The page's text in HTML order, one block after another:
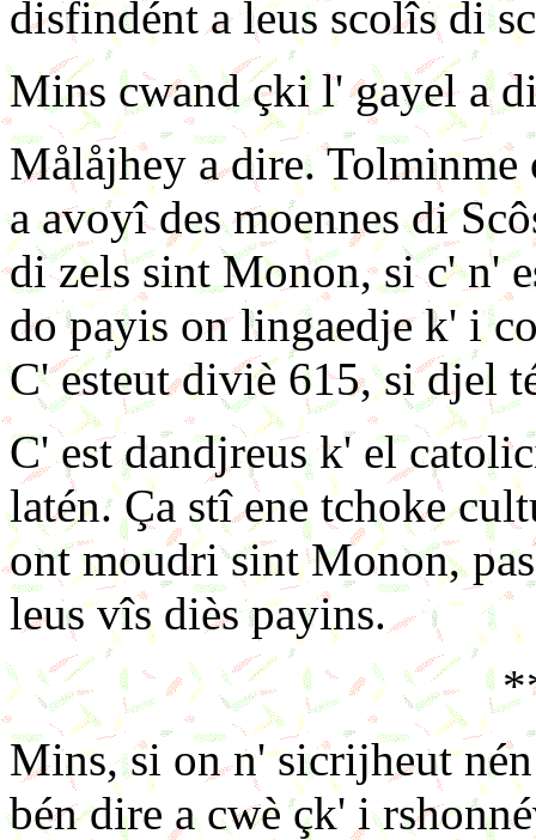
disfindént a leus scolîs di
Mins cwand çki l' gayel a
Målåjhey a dire. Tolminme
a avoyî des moennes di
di zels sint Monon, si c' n'
do payis on lingaedje k' i
C' esteut diviè 615, si djel
C' est dandjreus k' el
latén. Ça stî ene tchoke
ont moudri sint Monon,
leus vîs diès payins.
Mins, si on n' sicrijheut
bén dire a cwè çk' i